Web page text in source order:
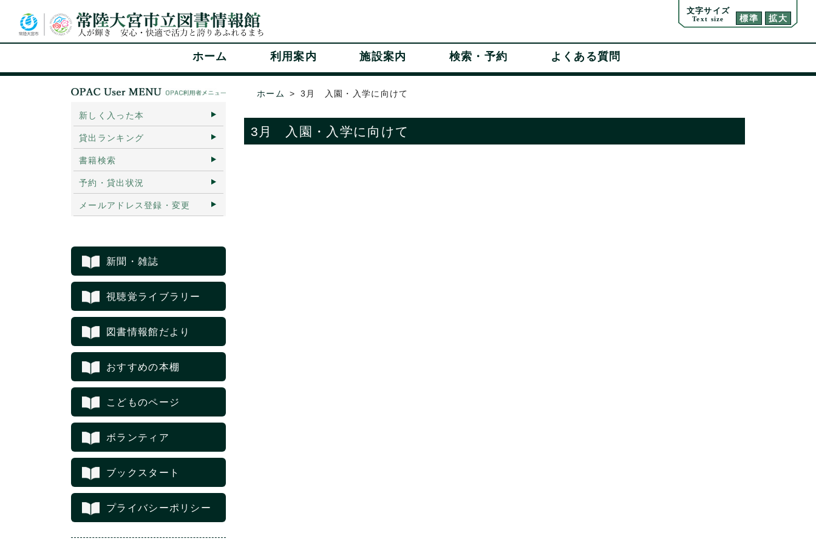
文字サイズ
Text size 標準 拡大
ホーム 利用案内 施設案内 検索・予約 よくある質問
ホーム 3月 入園・入学に向けて
3月 入園・入学に向けて
新しく入った本
貸出ランキング
書籍検索
予約・貸出状況
メールアドレス登録・変更
新聞・雑誌
視聴覚ライブラリー
図書情報館だより
おすすめの本棚
こどものページ
ボランティア
ブックスタート
プライバシーポリシー